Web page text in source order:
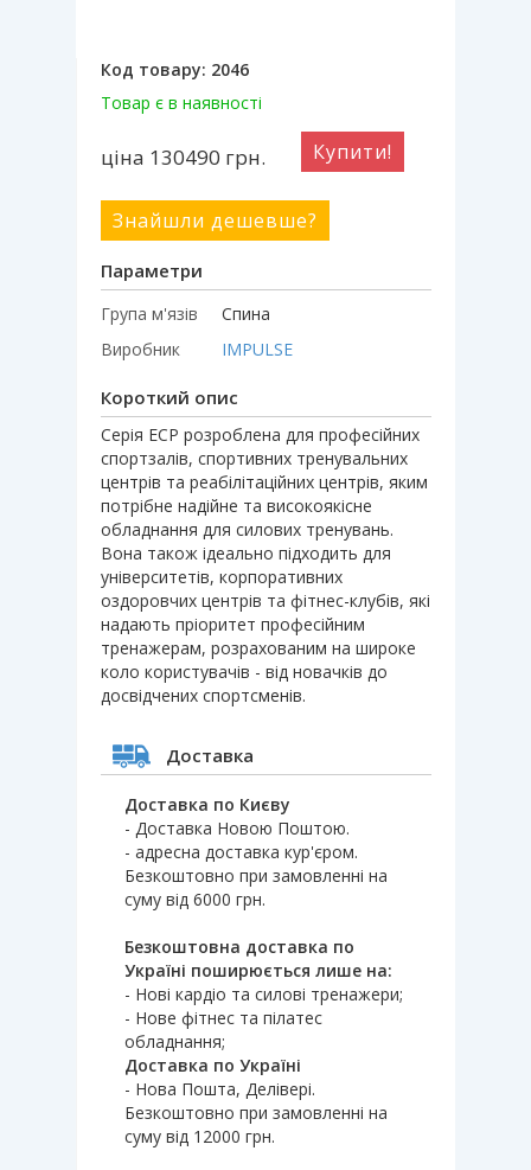
Код товару: 2046
Товар є в наявності
ціна 130490 грн. Купити!
Знайшли дешевше?
Параметри
Група м'язів
Спина
Виробник
IMPULSE
Короткий опис
Серія ECP розроблена для професійних
спортзалів, спортивних тренувальних
центрів та реабілітаційних центрів, яким
потрібне надійне та високоякісне
обладнання для силових тренувань.
Вона також ідеально підходить для
університетів, корпоративних
оздоровчих центрів та фітнес-клубів, які
надають пріоритет професійним
тренажерам, розрахованим на широке
коло користувачів - від новачків до
досвідчених спортсменів.
Доставка
Доставка по Києву
- Доставка Новою Поштою.
- адресна доставка кур'єром.
Безкоштовно при замовленні на
суму від 6000 грн.
Безкоштовна доставка по
Україні поширюється лише на:
- Нові кардіо та силові тренажери;
- Нове фітнес та пілатес
обладнання;
Доставка по Україні
- Нова Пошта, Делівері.
Безкоштовно при замовленні на
суму від 12000 грн.